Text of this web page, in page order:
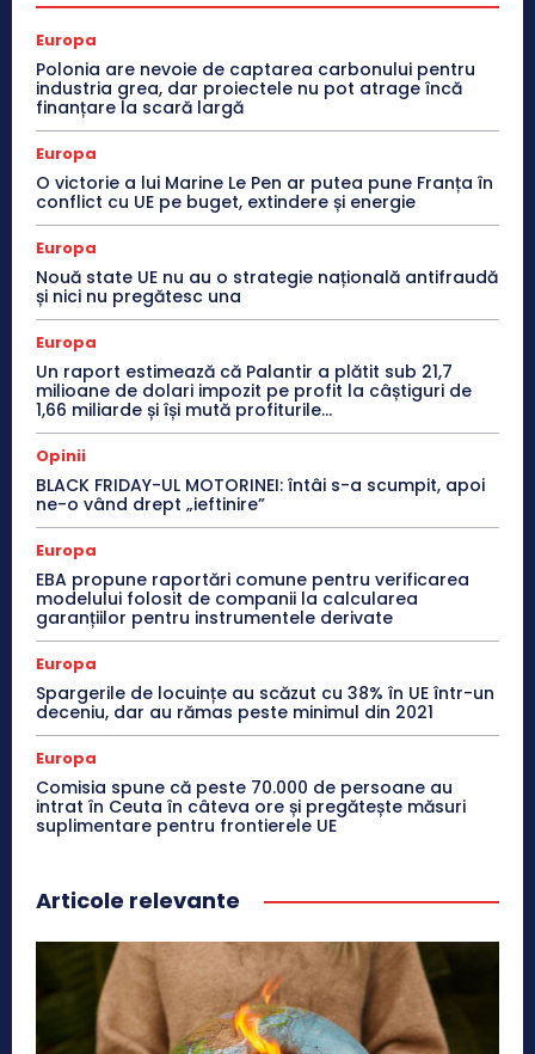
Europa
Polonia are nevoie de captarea carbonului pentru
industria grea, dar proiectele nu pot atrage încă
finanțare la scară largă
Europa
O victorie a lui Marine Le Pen ar putea pune Franța în
conflict cu UE pe buget, extindere și energie
Europa
Nouă state UE nu au o strategie națională antifraudă
și nici nu pregătesc una
Europa
Un raport estimează că Palantir a plătit sub 21,7
milioane de dolari impozit pe profit la câștiguri de
1,66 miliarde și își mută profiturile...
Opinii
BLACK FRIDAY-UL MOTORINEI: întâi s-a scumpit, apoi
ne-o vând drept „ieftinire”
Europa
EBA propune raportări comune pentru verificarea
modelului folosit de companii la calcularea
garanțiilor pentru instrumentele derivate
Europa
Spargerile de locuințe au scăzut cu 38% în UE într-un
deceniu, dar au rămas peste minimul din 2021
Europa
Comisia spune că peste 70.000 de persoane au
intrat în Ceuta în câteva ore și pregătește măsuri
suplimentare pentru frontierele UE
Articole relevante